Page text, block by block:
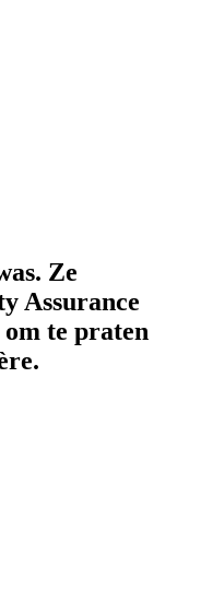
Ze
Assurance
te praten